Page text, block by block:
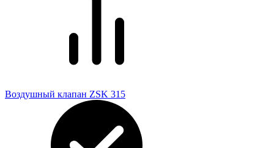
Воздушный клапан ZSK 315